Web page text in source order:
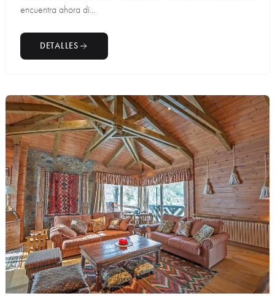
encuentra ahora di...
DETALLES